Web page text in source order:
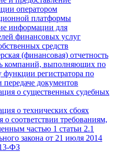
оператором
платформы
информации для
финансовых услуг
средств
(финансовая) отчетность
компаний, выполняющих по
функции регистратора по
передаче документов
о существенных судебных
о технических сбоях
о соответствии требованиям,
частью 1 статьи 2.1
закона от 21 июля 2014
ФЗ